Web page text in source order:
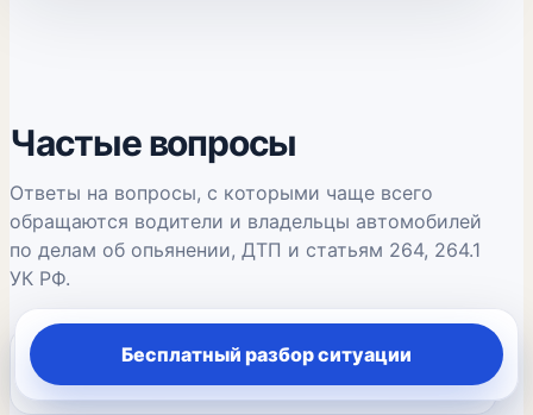
Частые вопросы
Ответы на вопросы, с которыми чаще всего
обращаются водители и владельцы автомобилей
по делам об опьянении, ДТП и статьям 264, 264.1
УК РФ.
Сколько промилле допускается за рулем?
Бесплатный разбор ситуации